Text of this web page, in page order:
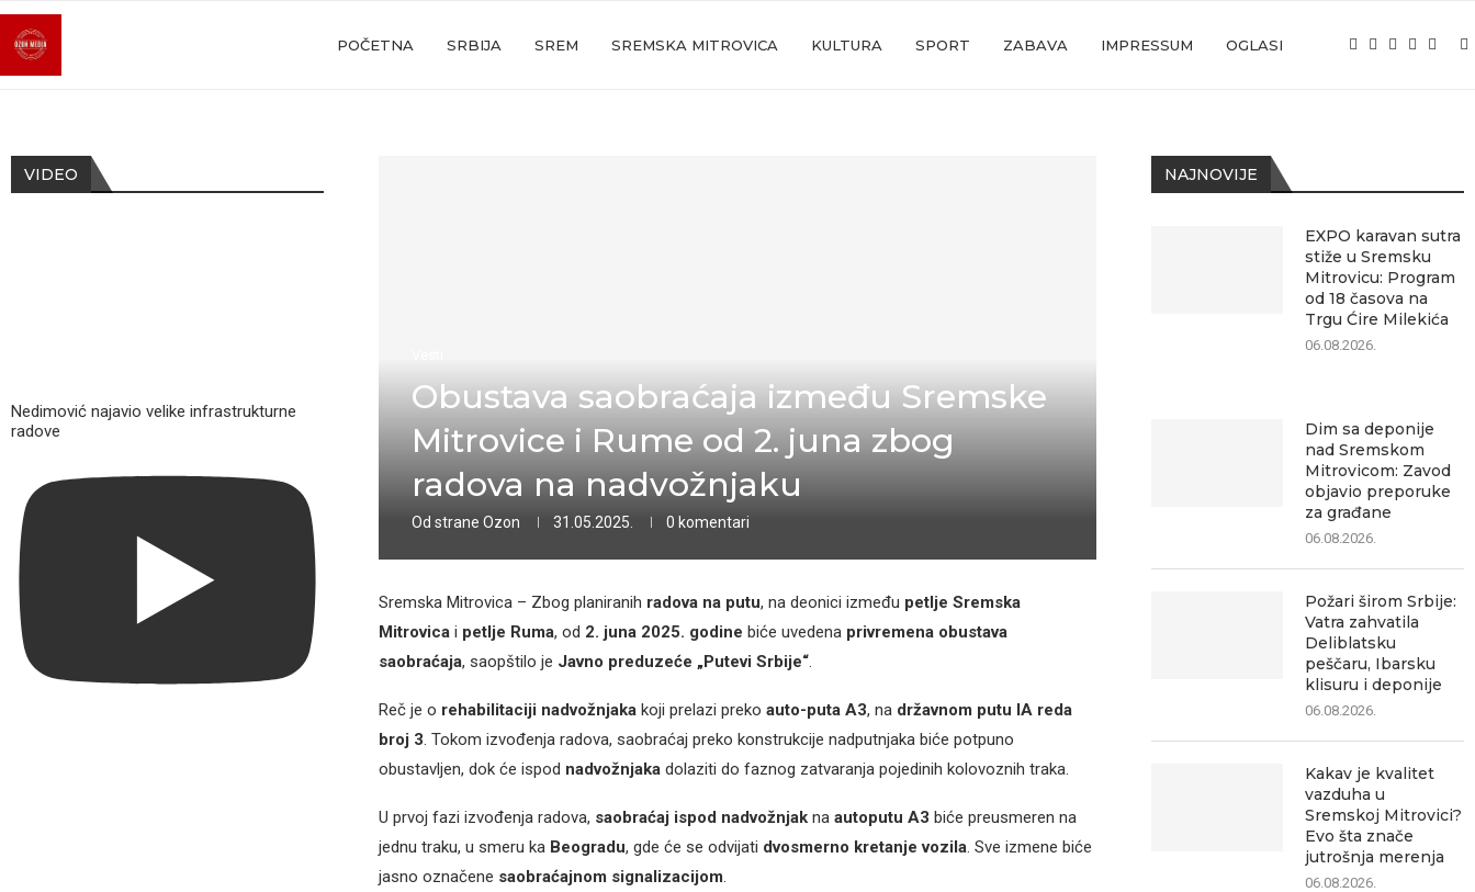
POČETNA SRBIJA SREM SREMSKA MITROVICA KULTURA SPORT ZABAVA IMPRESSUM OGLASI
Obustava saobraćaja između Sremske
Mitrovice i Rume od 2. juna zbog
radova na nadvožnjaku
Od strane Ozon 31.05.2025. 0 komentari
Sremska Mitrovica – Zbog planiranih radova na putu, na deonici između petlje Sremska
Mitrovicai petlje Ruma, od 2. juna 2025. godine biće uvedena privremena obustava
saobraćaja, saopštilo je Javno preduzeće „Putevi Srbije“.
Reč je o rehabilitaciji nadvožnjakakoji prelazi preko auto-puta A3, na državnom putu IA reda
broj 3. Tokom izvođenja radova, saobraćaj preko konstrukcije nadputnjaka biće potpuno
obustavljen, dok će ispod nadvožnjakadolaziti do faznog zatvaranja pojedinih kolovoznih traka.
U prvoj fazi izvođenja radova, saobraćaj ispod nadvožnjakna autoputu A3 biće preusmeren na
jednu traku, u smeru ka Beogradu, gde će se odvijati dvosmerno kretanje vozila. Sve izmene biće
jasno označene saobraćajnom signalizacijom.
NAJNOVIJE
EXPO karavan sutra
stiže u Sremsku
Mitrovicu: Program
od 18 časova na
Trgu Ćire Milekića
06.08.2026.
Dim sa deponije
nad Sremskom
Mitrovicom: Zavod
objavio preporuke
za građane
06.08.2026.
Požari širom Srbije:
Vatra zahvatila
Deliblatsku
peščaru, Ibarsku
klisuru i deponije
06.08.2026.
Kakav je kvalitet
vazduha u
Sremskoj Mitrovici?
Evo šta znače
jutrošnja merenja
06.08.2026.
VIDEO
Nedimović najavio velike infrastrukturne
radove